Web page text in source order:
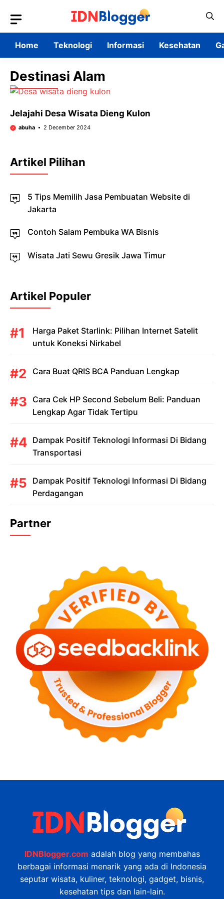
content
Home
Teknologi Informasi Kesehatan
Destinasi Alam
Jelajahi Desa Wisata Dieng Kulon
abuha 2 December 2024
Artikel Pilihan
5 Tips Memilih Jasa Pembuatan Website di
Jakarta
Contoh Salam Pembuka WA Bisnis
Wisata Jati Sewu Gresik Jawa Timur
Artikel Populer
Harga Paket Starlink: Pilihan Internet Satelit
untuk Koneksi Nirkabel
Cara Buat QRIS BCA Panduan Lengkap
Cara Cek HP Second Sebelum Beli: Panduan
Lengkap Agar Tidak Tertipu
Dampak Positif Teknologi Informasi Di Bidang
Transportasi
Dampak Positif Teknologi Informasi Di Bidang
Perdagangan
Partner
IDNBlogger.com adalah blog yang membahas
berbagai informasi menarik yang ada di Indonesia
seputar wisata, kuliner, teknologi, gadget, bisnis,
kesehatan tips dan lain-lain.